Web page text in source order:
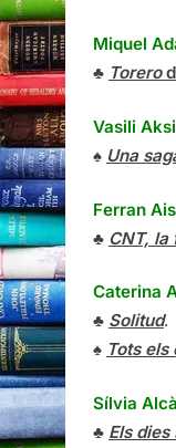
Miquel
♣ Torero
Vasili
♠ Una
Ferran
♣ CNT,
Caterina
♣ Solitud.
♠ Tots els
Sílvia
♣ Els dies